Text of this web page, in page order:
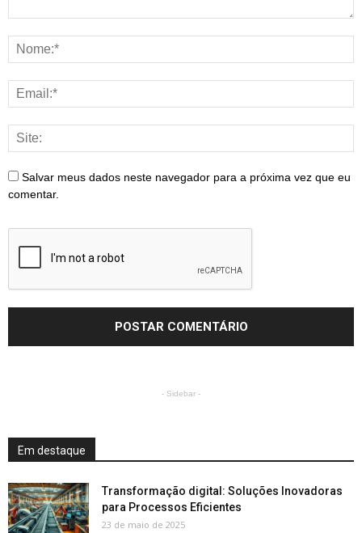
Salvar meus dados neste navegador para a próxima vez que eu
comentar.
- Sidebar -
Em destaque
Transformação digital: Soluções Inovadoras
para Processos Eficientes
23 de maio de 2025